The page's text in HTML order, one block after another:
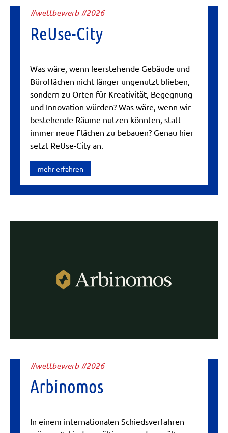
#wettbewerb #2026
ReUse-City
Was wäre, wenn leerstehende Gebäude und
Büroflächen nicht länger ungenutzt blieben,
sondern zu Orten für Kreativität, Begegnung
und Innovation würden? Was wäre, wenn wir
bestehende Räume nutzen könnten, statt
immer neue Flächen zu bebauen? Genau hier
setzt ReUse-City an.
mehr erfahren
#wettbewerb #2026
Arbinomos
In einem internationalen Schiedsverfahren